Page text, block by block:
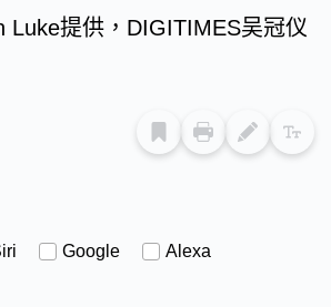
Luke提供，DIGITIMES吴冠仪
Google
Alexa